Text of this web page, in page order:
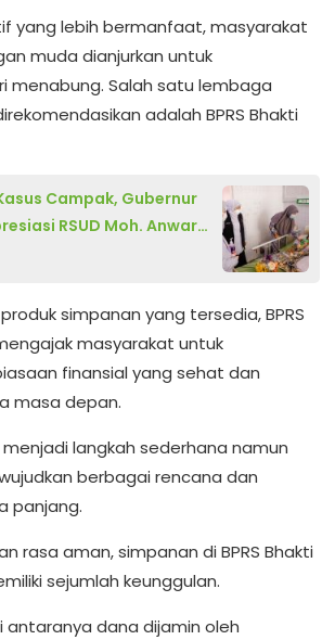
yang lebih bermanfaat, masyarakat
muda dianjurkan untuk
menabung. Salah satu lembaga
adalah BPRS Bhakti
Campak, Gubernur
RSUD Moh. Anwar
simpanan yang tersedia, BPRS
masyarakat untuk
finansial yang sehat dan
masa depan.
langkah sederhana namun
berbagai rencana dan
panjang.
rasa aman, simpanan di BPRS Bhakti
sejumlah keunggulan.
antaranya dana dijamin oleh